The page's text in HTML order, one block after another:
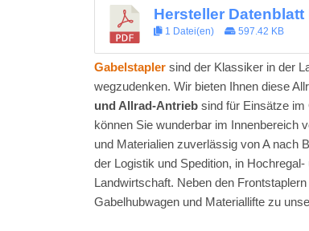
Hersteller Datenblatt
1 Datei(en) 597.42 KB
Gabelstapler sind der Klassiker in der
wegzudenken. Wir bieten Ihnen diese
und Allrad-Antrieb sind für Einsätze im
können Sie wunderbar im Innenbereich
und Materialien zuverlässig von A nach
der Logistik und Spedition, in
Landwirtschaft. Neben den
Gabelhubwagen und Materiallifte zu